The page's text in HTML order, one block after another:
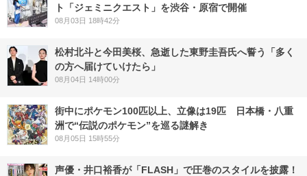
ト「ジェミニクエスト」を渋谷・原宿で開催
08月03日 18時42分
松村北斗と今田美桜、急逝した東野圭吾氏へ誓う「多く
の方へ届けていけたら」
08月04日 14時00分
街中にポケモン100匹以上、立像は19匹 日本橋・八重
洲で“伝説のポケモン”を巡る謎解き
08月05日 15時55分
声優・井口裕香が「FLASH」で圧巻のスタイルを披露！